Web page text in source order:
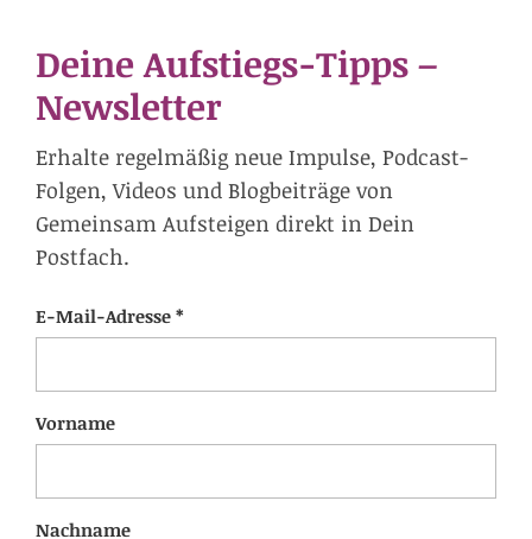
Deine Aufstiegs-Tipps –
Newsletter
Erhalte regelmäßig neue Impulse, Podcast-
Folgen, Videos und Blogbeiträge von
Gemeinsam Aufsteigen direkt in Dein
Postfach.
E-Mail-Adresse *
Vorname
Nachname